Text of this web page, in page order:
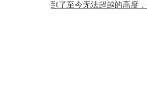
到了至今无法超越的高度